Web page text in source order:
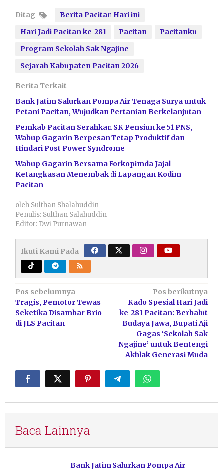
Ditag
Berita Pacitan Hari ini
Hari Jadi Pacitan ke-281
Pacitan
Pacitanku
Program Sekolah Sak Ngajine
Sejarah Kabupaten Pacitan 2026
Berita Terkait
Bank Jatim Salurkan Pompa Air Tenaga Surya untuk
Petani Pacitan, Wujudkan Pertanian Berkelanjutan
Pemkab Pacitan Serahkan SK Pensiun ke 51 PNS,
Wabup Gagarin Berpesan Tetap Produktif dan
Hindari Post Power Syndrome
Wabup Gagarin Bersama Forkopimda Jajal
Ketangkasan Menembak di Lapangan Kodim
Pacitan
oleh Sulthan Shalahuddin
Penulis: Sulthan Salahuddin
Editor: Dwi Purnawan
Ikuti Kami Pada
Navigasi
pos
Pos sebelumnya
Tragis, Pemotor Tewas
Seketika Disambar Brio
di JLS Pacitan
Pos berikutnya
Kado Spesial Hari Jadi
ke-281 Pacitan: Berbalut
Budaya Jawa, Bupati Aji
Gagas ‘Sekolah Sak
Ngajine’ untuk Bentengi
Akhlak Generasi Muda
Baca Lainnya
Bank Jatim Salurkan Pompa Air